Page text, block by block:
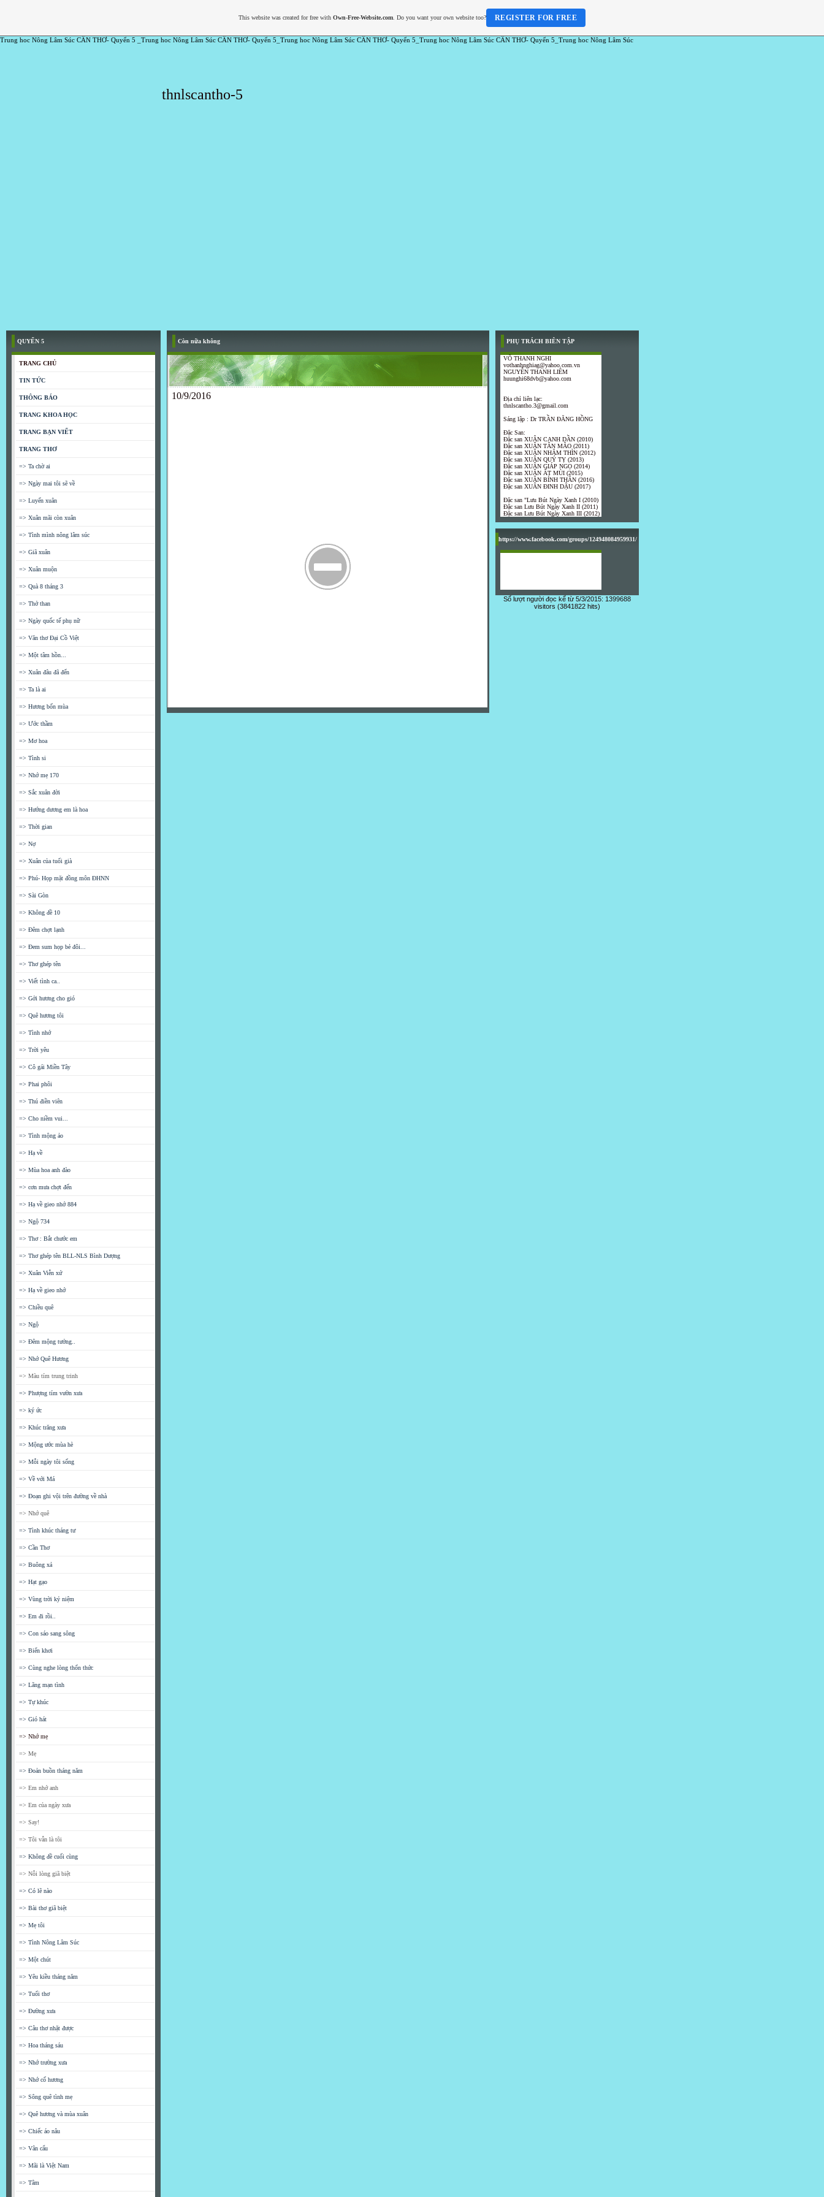
Trung hoc Nông Lâm Súc CẦN THƠ- Quyển 5 _Trung hoc Nông Lâm Súc CẦN THƠ- Quyển 5_Trung hoc Nông Lâm Súc CẦN THƠ- Quyển 5_Trung hoc Nông Lâm Súc CẦN THƠ- Quyển 5_Trung hoc Nông Lâm Súc
thnlscantho-5
QUYỂN 5
TRANG CHỦ
TIN TỨC
THÔNG BÁO
TRANG KHOA HỌC
TRANG BẠN VIẾT
TRANG THƠ
=> Ta chờ ai
=> Ngày mai tôi sẽ về
=> Luyến xuân
=> Xuân mãi còn xuân
=> Tình mình nông lâm súc
=> Giã xuân
=> Xuân muộn
=> Quà 8 tháng 3
=> Thở than
=> Ngày quốc tế phụ nữ
=> Văn thơ Đại Cồ Việt
=> Một tâm hồn...
=> Xuân đâu đã đến
=> Ta là ai
=> Hương bốn mùa
=> Ước thầm
=> Mơ hoa
=> Tình si
=> Nhớ mẹ 170
=> Sắc xuân đời
=> Hướng dương em là hoa
=> Thời gian
=> Nợ
=> Xuân của tuổi già
=> Phú- Họp mặt đồng môn ĐHNN
=> Sài Gòn
=> Không đề 10
=> Đêm chợt lạnh
=> Đem sum họp bẻ đôi...
=> Thơ ghép tên
=> Viết tình ca..
=> Gởi hương cho gió
=> Quê hương tôi
=> Tình nhớ
=> Trời yêu
=> Cô gái Miền Tây
=> Phai phôi
=> Thú điền viên
=> Cho niềm vui...
=> Tình mộng ảo
=> Hạ về
=> Mùa hoa anh đào
=> cơn mưa chợt đến
=> Hạ về gieo nhớ 884
=> Ngộ 734
=> Thơ : Bắt chước em
=> Thơ ghép tên BLL-NLS Bình Dượng
=> Xuân Viễn xứ
=> Hạ về gieo nhớ
=> Chiều quê
=> Ngộ
=> Đêm mộng tưởng..
=> Nhớ Quê Hương
=> Màu tím trung trinh
=> Phượng tím vườn xưa
=> ký ức
=> Khúc trăng xưa
=> Mộng ước mùa hè
=> Mỗi ngày tôi sống
=> Về với Má
=> Đoạn ghi vội trên đường về nhà
=> Nhớ quê
=> Tình khúc tháng tư
=> Cần Thơ
=> Buông xả
=> Hạt gạo
=> Vùng trời kỷ niệm
=> Em đi rồi..
=> Con sáo sang sông
=> Biển khơi
=> Cùng nghe lòng thổn thức
=> Lãng mạn tình
=> Tự khúc
=> Gió hát
=> Nhớ mẹ
=> Mẹ
=> Đoản buồn tháng năm
=> Em nhớ anh
=> Em của ngày xưa
=> Say!
=> Tôi vẫn là tôi
=> Không đề cuối cùng
=> Nỗi lòng giã biệt
=> Có lẽ nào
=> Bài thơ giã biệt
=> Mẹ tôi
=> Tình Nông Lâm Súc
=> Một chút
=> Yêu kiều tháng năm
=> Tuổi thơ
=> Đường xưa
=> Câu thơ nhặt được
=> Hoa tháng sáu
=> Nhớ trường xưa
=> Nhớ cố hương
=> Sông quê tình mẹ
=> Quê hương và mùa xuân
=> Chiếc áo nâu
=> Vân cẩu
=> Mãi là Việt Nam
=> Tâm
Còn nữa không
10/9/2016
PHỤ TRÁCH BIÊN TẬP
VÕ THANH NGHI
vothanhnghiag@yahoo.com.vn
NGUYỄN THANH LIÊM
huunghi68dvb@yahoo.com
Địa chỉ liên lạc:
thnlscantho.3@gmail.com
Sáng lập : Dr TRẦN ĐĂNG HỒNG
Đặc San:
Đặc san XUÂN CANH DẦN (2010)
Đặc san XUÂN TÂN MÃO (2011)
Đặc san XUÂN NHÂM THÌN (2012)
Đặc san XUÂN QUÝ TỴ (2013)
Đặc san XUÂN GIÁP NGỌ (2014)
Đặc san XUÂN ẤT MÙI (2015)
Đặc san XUÂN BÍNH THÂN (2016)
Đặc san XUÂN ĐINH DẬU (2017)
Đặc san "Lưu Bút Ngày Xanh I (2010)
Đặc san Lưu Bút Ngày Xanh II (2011)
Đặc san Lưu Bút Ngày Xanh III (2012)
https://www.facebook.com/groups/124948084959931/
Số lượt người đọc kể từ 5/3/2015: 1399688
visitors (3841822 hits)
This website was created for free with Own-Free-Website.com. Do you want your own website too? REGISTER FOR FREE